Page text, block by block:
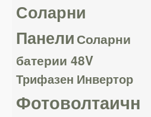
Соларни
Панели Соларни
батерии 48V
Трифазен Инвертор
Фотоволтаичн